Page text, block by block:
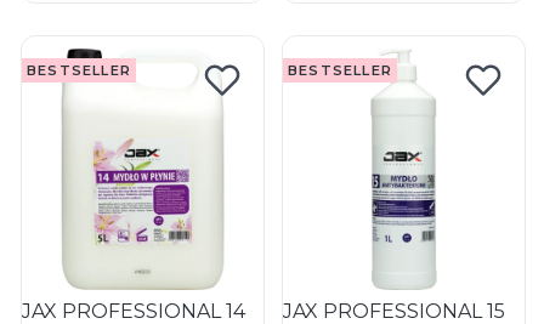
BESTSELLER
JAX PROFESSIONAL 14
BESTSELLER
JAX PROFESSIONAL 15